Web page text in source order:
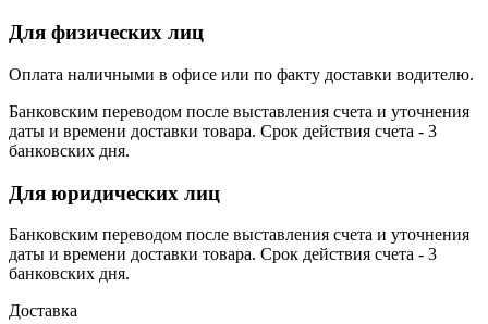
Для физических лиц
Оплата наличными в офисе или по факту доставки водителю.
Банковским переводом после выставления счета и уточнения
даты и времени доставки товара. Срок действия счета - 3
банковских дня.
Для юридических лиц
Банковским переводом после выставления счета и уточнения
даты и времени доставки товара. Срок действия счета - 3
банковских дня.
Доставка